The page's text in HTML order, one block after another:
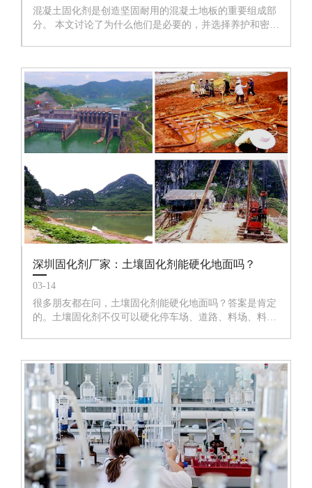
混凝土固化剂是创造坚固耐用的混凝土地板的重要组成部
分。 本文讨论了为什么他们是必要的，并选择养护和密封
深圳固化剂厂家：土壤固化剂能硬化地面吗？
03-14
很多朋友都在问，土壤固化剂能硬化地面吗？答案是肯定
的。土壤固化剂不仅可以硬化停车场、道路、料场、料